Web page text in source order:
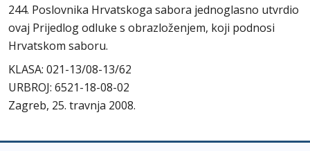
244. Poslovnika Hrvatskoga sabora jednoglasno utvrdio
ovaj Prijedlog odluke s obrazloženjem, koji podnosi
Hrvatskom saboru.
KLASA: 021-13/08-13/62
URBROJ: 6521-18-08-02
Zagreb, 25. travnja 2008.